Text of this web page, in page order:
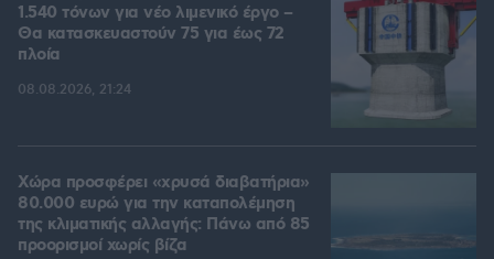
1.540 τόνων για νέο λιμενικό έργο –
Θα κατασκευαστούν 75 για έως 72
πλοία
08.08.2026, 21:24
Χώρα προσφέρει «χρυσά διαβατήρια»
80.000 ευρώ για την καταπολέμηση
της κλιματικής αλλαγής: Πάνω από 85
προορισμοί χωρίς βίζα